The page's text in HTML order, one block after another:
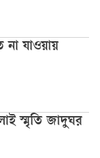
না যাওয়ায়
স্মৃতি জাদুঘর